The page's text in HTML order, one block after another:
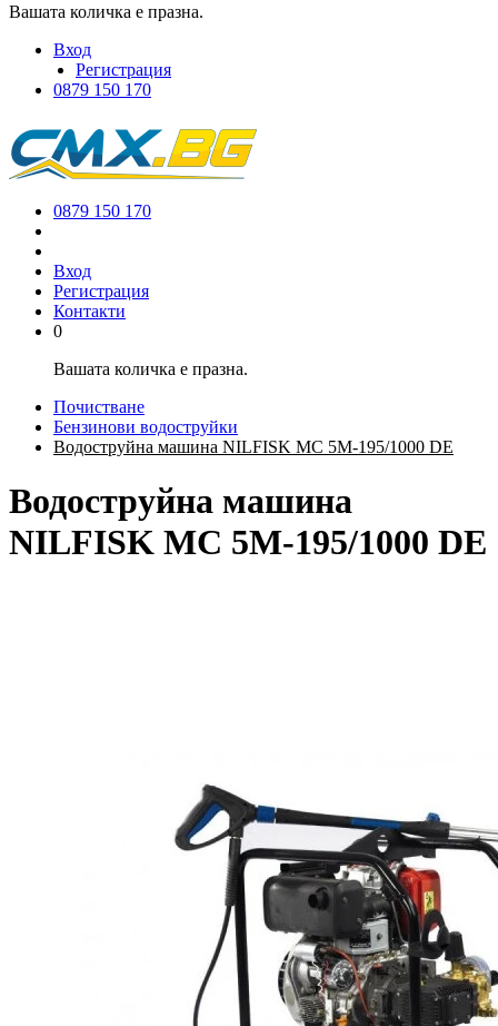
Вашата количка е празна.
Вход
Регистрация
0879 150 170
0879 150 170
Вход
Регистрация
Контакти
0
Вашата количка е празна.
Почистване
Бензинови водоструйки
Водоструйна машина NILFISK MC 5M-195/1000 DE
Водоструйна машина
NILFISK MC 5M-195/1000 DE